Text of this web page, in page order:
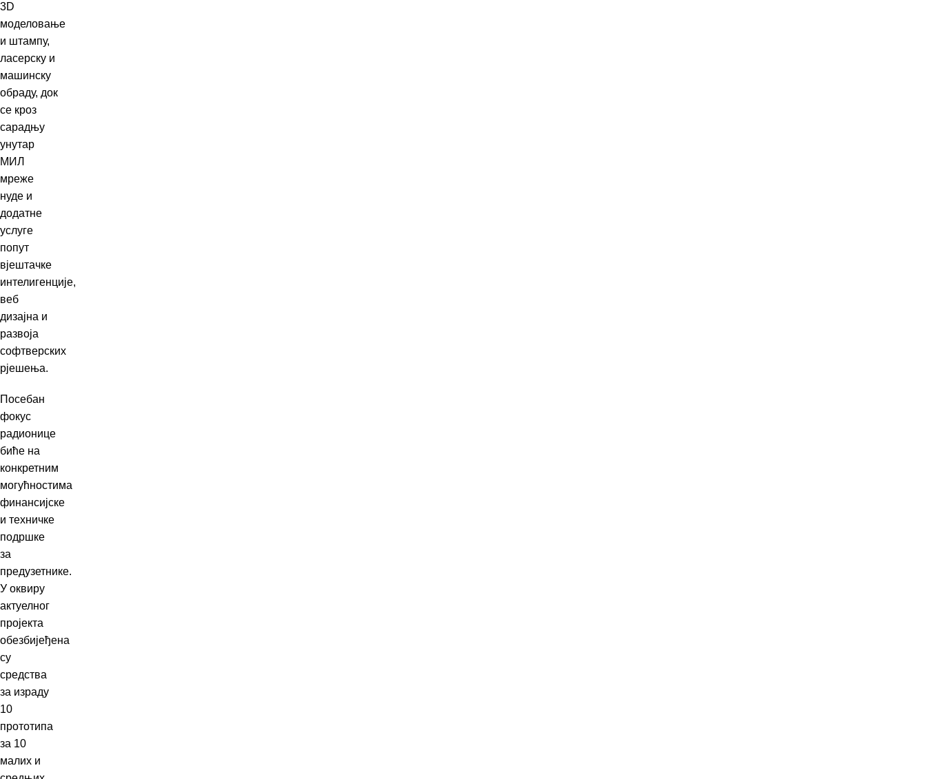
3D
моделовање
и штампу,
ласерску и
машинску
обраду, док
се кроз
сарадњу
унутар
МИЛ
мреже
нуде и
додатне
услуге
попут
вјештачке
интелигенције,
веб
дизајна и
развоја
софтверских
рјешења.
Посебан
фокус
радионице
биће на
конкретним
могућностима
финансијске
и техничке
подршке
за
предузетнике.
У оквиру
актуелног
пројекта
обезбијеђена
су
средства
за израду
10
прототипа
за 10
малих и